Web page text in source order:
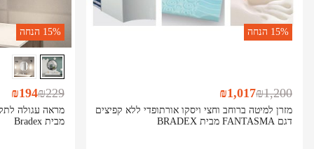
15% הנחה
מזרן למיטה ברוחב וחצי ויסקו אורתופדי ללא קפיצים
דגם FANTASMA מבית BRADEX
₪1,200
₪1,017
15% הנחה
מבית Bradex
₪229
₪194